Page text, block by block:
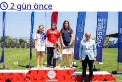
2 gün önce